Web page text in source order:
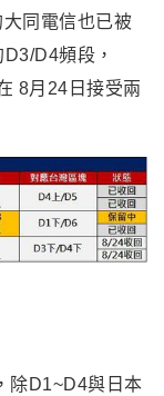
同電信也已被
D3/D4頻段 ，
8月24日接受兩
，除D1~D4與日本